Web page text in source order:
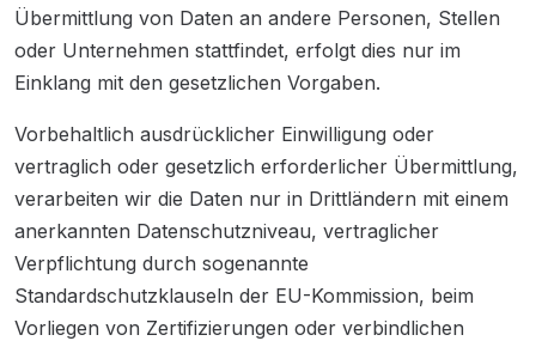
Übermittlung von Daten an andere Personen, Stellen
oder Unternehmen stattfindet, erfolgt dies nur im
Einklang mit den gesetzlichen Vorgaben.
Vorbehaltlich ausdrücklicher Einwilligung oder
vertraglich oder gesetzlich erforderlicher Übermittlung,
verarbeiten wir die Daten nur in Drittländern mit einem
anerkannten Datenschutzniveau, vertraglicher
Verpflichtung durch sogenannte
Standardschutzklauseln der EU-Kommission, beim
Vorliegen von Zertifizierungen oder verbindlichen